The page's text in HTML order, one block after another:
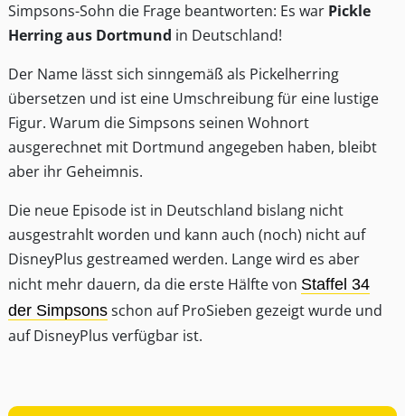
Simpsons-Sohn die Frage beantworten: Es war Pickle
Herring aus Dortmund in Deutschland!
Der Name lässt sich sinngemäß als Pickelherring
übersetzen und ist eine Umschreibung für eine lustige
Figur. Warum die Simpsons seinen Wohnort
ausgerechnet mit Dortmund angegeben haben, bleibt
aber ihr Geheimnis.
Die neue Episode ist in Deutschland bislang nicht
ausgestrahlt worden und kann auch (noch) nicht auf
DisneyPlus gestreamed werden. Lange wird es aber
nicht mehr dauern, da die erste Hälfte von Staffel 34
der Simpsons schon auf ProSieben gezeigt wurde und
auf DisneyPlus verfügbar ist.